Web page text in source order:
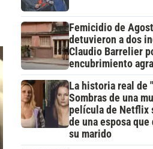
Femicidio de
detuvieron a dos
Claudio Barrelier
encubrimiento
La historia real de
Sombras de una
película de Netflix
de una esposa
su marido